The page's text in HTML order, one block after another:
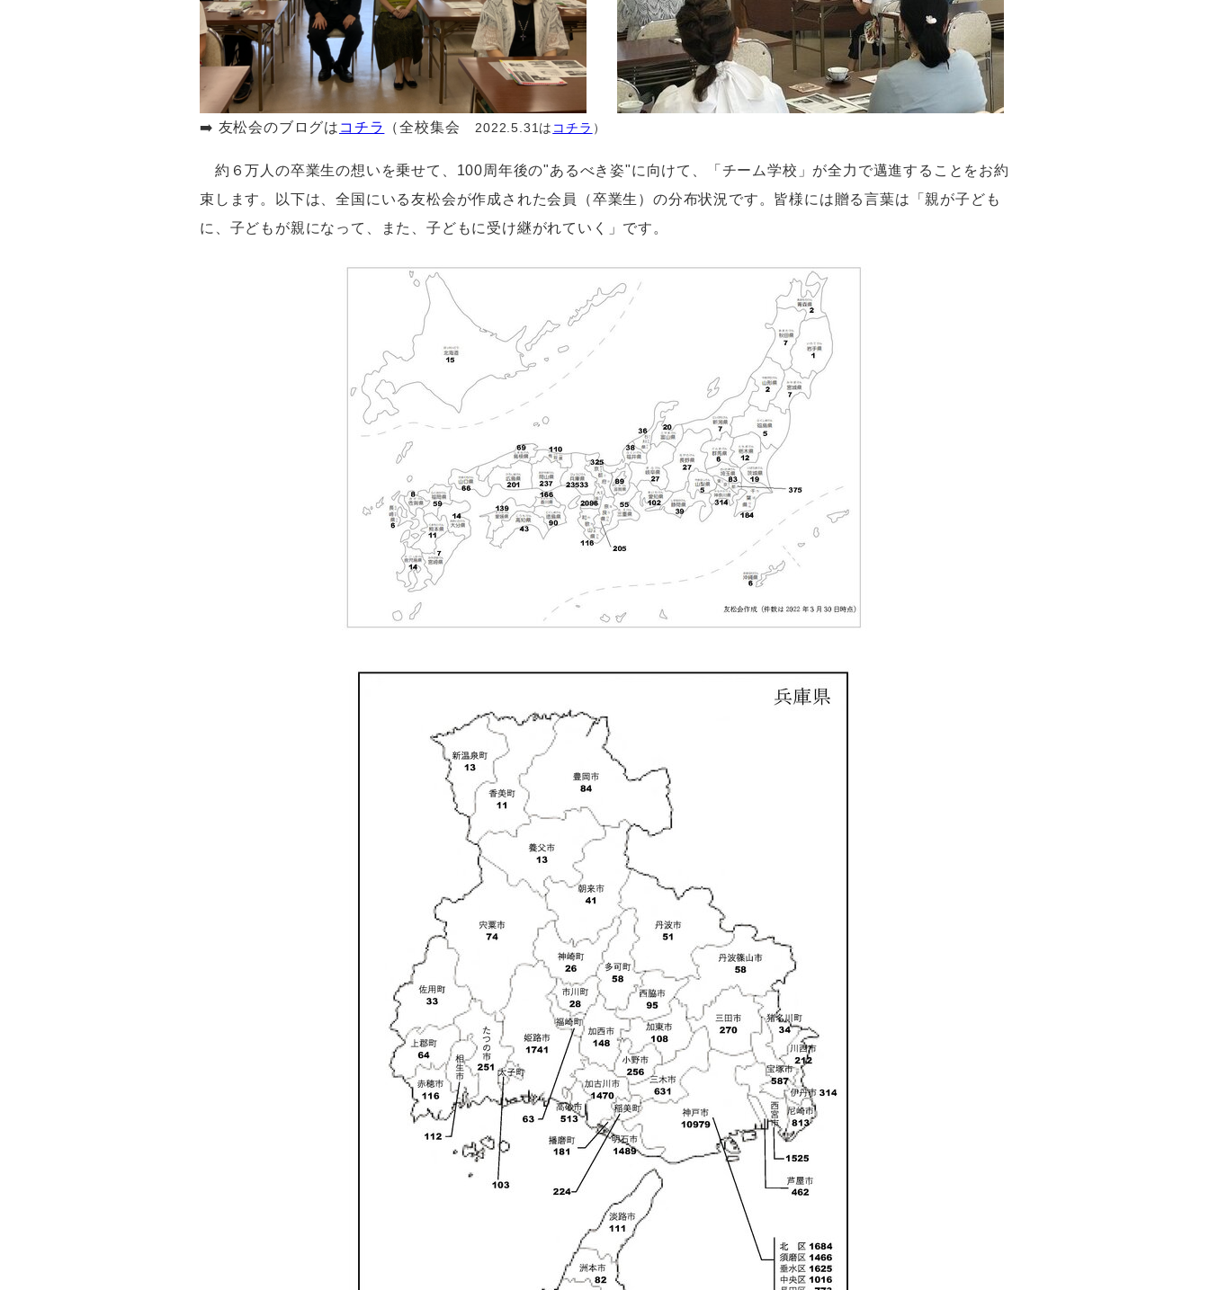
➡️ 友松会のブログは コチラ （全校集会 2022.5.31は コチラ ）
約６万人の卒業生の想いを乗せて、 100周年後の"あるべき姿"に向けて、「チーム学校」が全力で邁進することをお約
束します。以下は、全国にいる友松会が作成された会員（卒業生）の分布状況です。皆様には贈る言葉は「親が子ども
に、子どもが親になって、また、子どもに受け継がれていく」です。